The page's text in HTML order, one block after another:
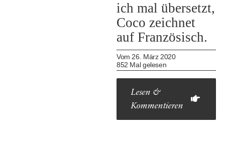
ich mal übersetzt,
Coco zeichnet
auf Französisch.
Vom 26. März 2020
852 Mal gelesen
Lesen &
Kommentieren